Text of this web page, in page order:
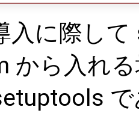
入に際し
から入れ